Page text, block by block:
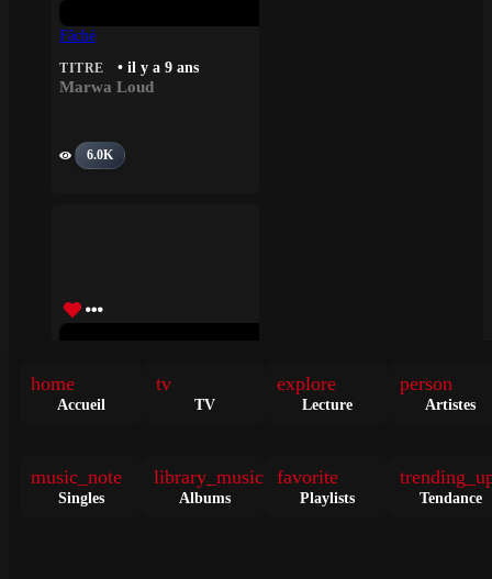
Fâché
TITRE • il y a 9 ans
Marwa Loud
6.0K
TITRE • il y a 7 ans
Marwa Loud
11.0M
home
Accueil
tv
TV
explore
Lecture
person
Artistes
music_note
Singles
library_music
Albums
favorite
Playlists Tendance